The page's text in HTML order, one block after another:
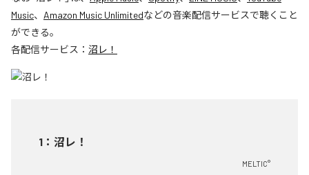
Music、 Amazon Music Unlimitedなどの音楽配信サービスで聴くこと
ができる。
各配信サービス： 沼レ！
1 ： 沼レ！
MELTIC°